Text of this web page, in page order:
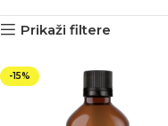
Prikaži filtere
-15%